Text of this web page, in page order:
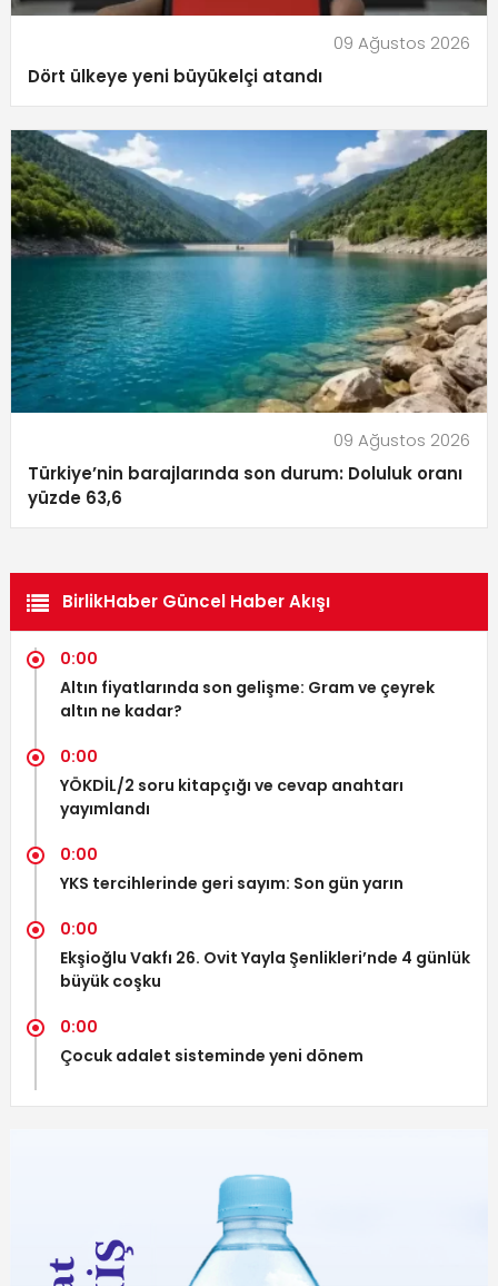
09 Ağustos 2026
Dört ülkeye yeni büyükelçi atandı
09 Ağustos 2026
Türkiye’nin barajlarında son durum: Doluluk oranı
yüzde 63,6
BirlikHaber Güncel Haber Akışı
0:00
Altın fiyatlarında son gelişme: Gram ve çeyrek
altın ne kadar?
0:00
YÖKDİL/2 soru kitapçığı ve cevap anahtarı
yayımlandı
0:00
YKS tercihlerinde geri sayım: Son gün yarın
0:00
Ekşioğlu Vakfı 26. Ovit Yayla Şenlikleri’nde 4 günlük
büyük coşku
0:00
Çocuk adalet sisteminde yeni dönem